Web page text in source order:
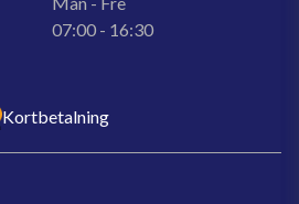
07:00 - 16:30
Kortbetalning